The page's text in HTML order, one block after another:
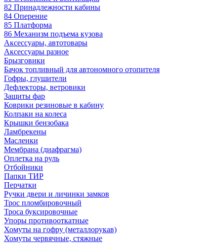
82 Принадлежности кабины
84 Оперение
85 Платформа
86 Механизм подъема кузова
Аксессуары, автотовары
Аксессуары разное
Брызговики
Бачок топливный для автономного отопителя
Гофры, глушители
Дефлекторы, ветровики
Защиты фар
Коврики резиновые в кабину
Колпаки на колеса
Крышки бензобака
Ламбрекены
Масленки
Мембрана (диафрагма)
Оплетка на руль
Отбойники
Папки ТИР
Перчатки
Ручки двери и личинки замков
Трос пломбировочный
Троса буксировочные
Упоры противооткатные
Хомуты на гофру (металлорукав)
Хомуты червячные, стяжные